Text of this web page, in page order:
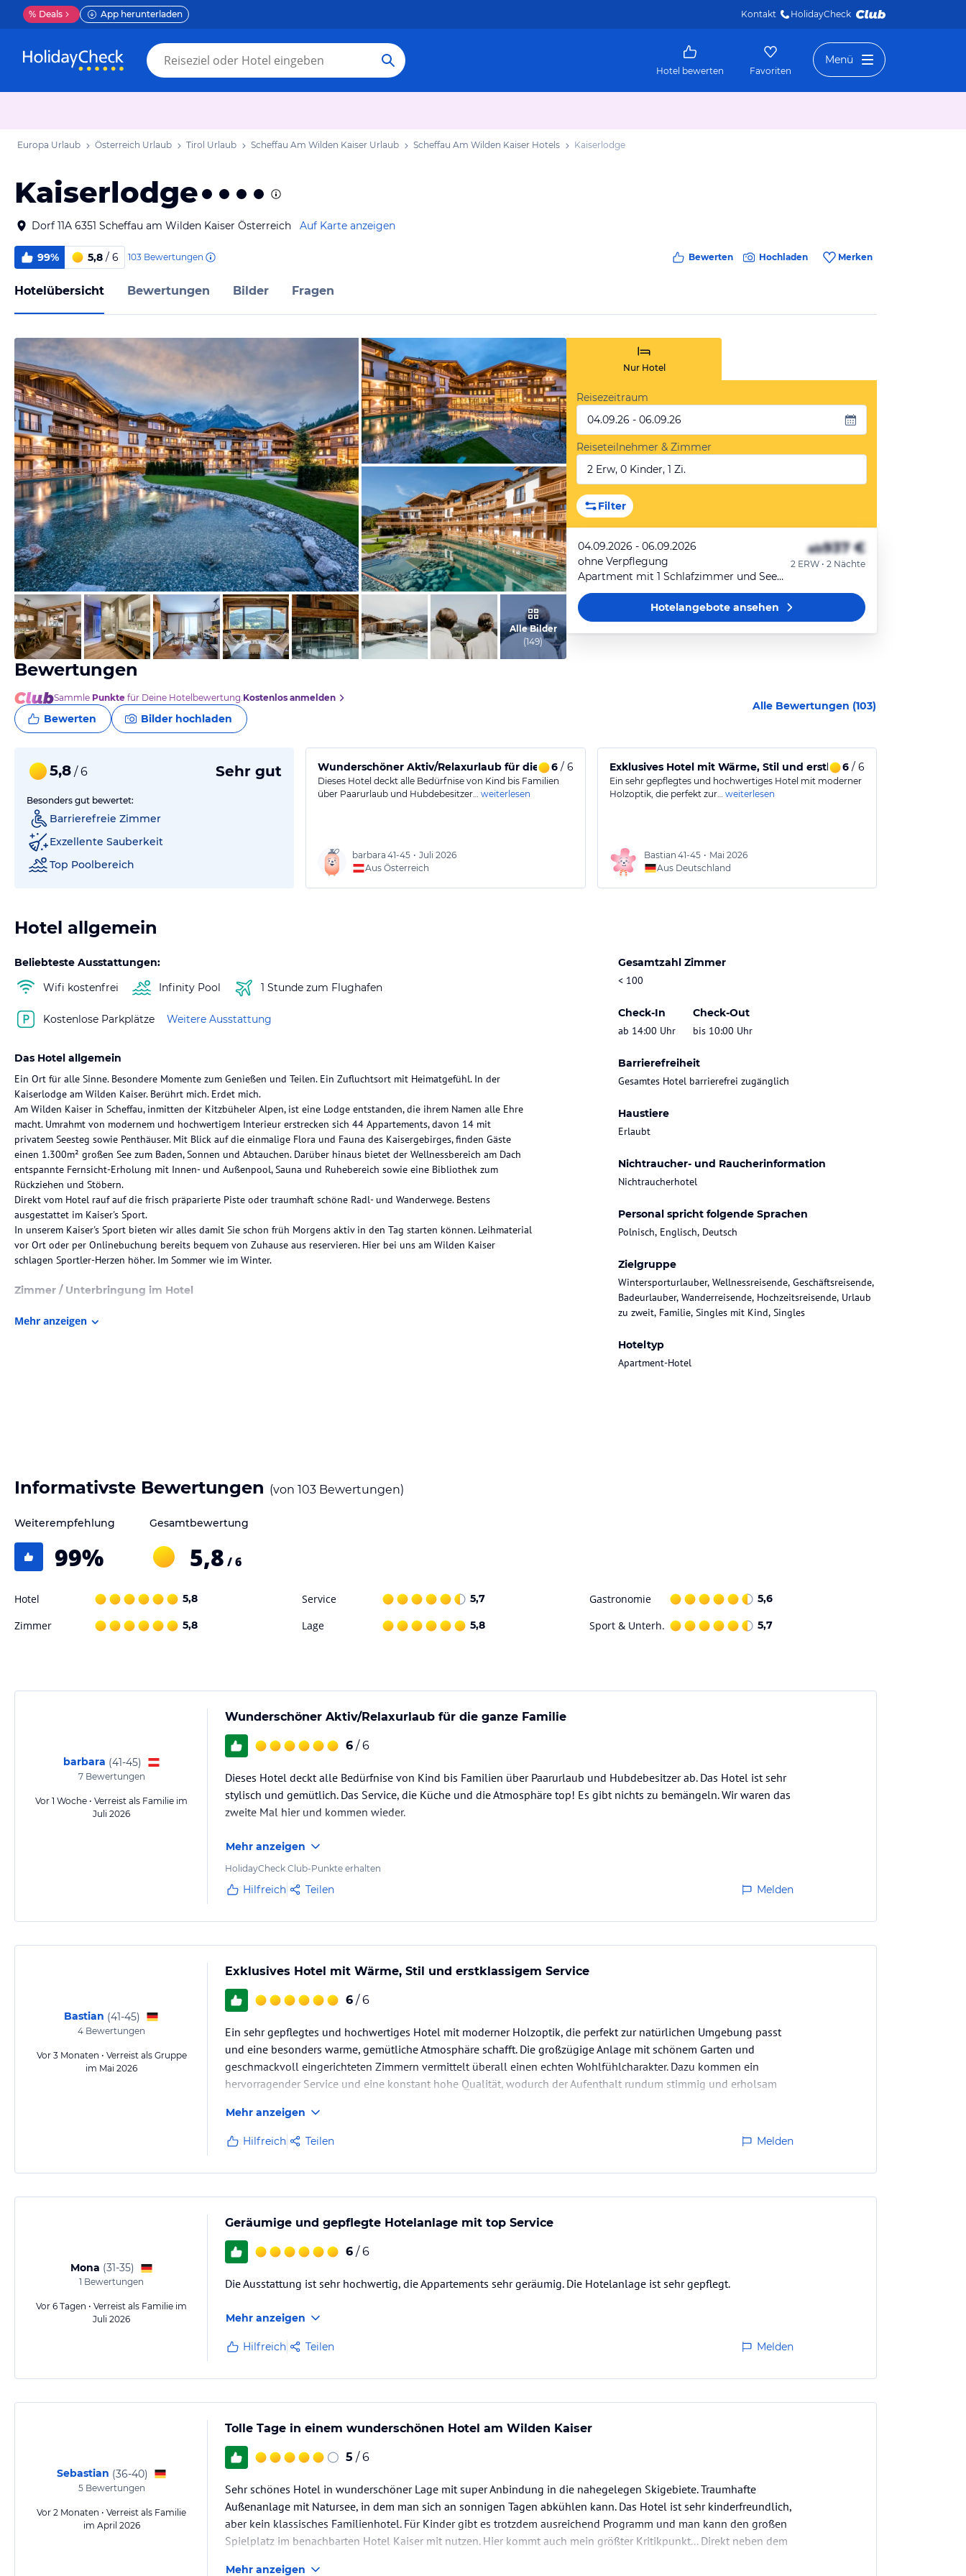
% Deals App herunterladen Kontakt HolidayCheck
Hotel bewerten Favoriten
Menü
Europa Urlaub Österreich Urlaub Tirol Urlaub Scheffau Am Wilden Kaiser Urlaub Scheffau Am Wilden Kaiser Hotels Kaiserlodge
Kaiserlodge
Dorf 11A 6351 Scheffau am Wilden Kaiser Österreich Auf Karte anzeigen
99% 5,8 / 6 103 Bewertungen Bewerten Hochladen Merken
Hotelübersicht Bewertungen Bilder Fragen
vom Hotelier, Oktober 2017
vom Hotelier, März 2018
vom Hotelier, Oktober 2017
Alle Bilder
(149)
Nur Hotel
Reisezeitraum
04.09.26 - 06.09.26
Reiseteilnehmer & Zimmer
2 Erw, 0 Kinder, 1 Zi.
Filter
04.09.2026 - 06.09.2026
ohne Verpflegung
Apartment mit 1 Schlafzimmer und Seeblick
ab937 €
2 ERW • 2 Nächte
Hotelangeboteansehen
Bewertungen
Sammle Punkte für Deine Hotelbewertung.Kostenlos anmelden
Bewerten Bilder hochladen
Alle Bewertungen (103)
5,8 / 6 Sehr gut
Besonders gut bewertet:
Barrierefreie Zimmer
Exzellente Sauberkeit
Top Poolbereich
Wunderschöner Aktiv/Relaxurlaub für die ganze Familie
6/ 6
Dieses Hotel deckt alle Bedürfnise von Kind bis Familien
über Paarurlaub und Hubdebesitzer… weiterlesen
barbara 41-45 • Juli 2026
Aus Österreich
Exklusives Hotel mit Wärme, Stil und erstklassigem Service
6/ 6
Ein sehr gepflegtes und hochwertiges Hotel mit moderner
Holzoptik, die perfekt zur… weiterlesen
Bastian 41-45 • Mai 2026
Aus Deutschland
Hotel allgemein
Beliebteste Ausstattungen:
Wifi kostenfrei
Infinity Pool 1 Stunde zum Flughafen
Kostenlose Parkplätze Weitere Ausstattung
Gesamtzahl Zimmer
< 100
Check-In
ab 14:00 Uhr
Check-Out
bis 10:00 Uhr
Barrierefreiheit
Gesamtes Hotel barrierefrei zugänglich
Haustiere
Erlaubt
Nichtraucher- und Raucherinformation
Nichtraucherhotel
Personal spricht folgende Sprachen
Polnisch, Englisch, Deutsch
Zielgruppe
Wintersporturlauber, Wellnessreisende, Geschäftsreisende,
Badeurlauber, Wanderreisende, Hochzeitsreisende, Urlaub
zu zweit, Familie, Singles mit Kind, Singles
Hoteltyp
Apartment-Hotel
Das Hotel allgemein
Ein Ort für alle Sinne. Besondere Momente zum Genießen und Teilen. Ein Zufluchtsort mit Heimatgefühl. In der
Kaiserlodge am Wilden Kaiser. Berührt mich. Erdet mich.
Am Wilden Kaiser in Scheffau, inmitten der Kitzbüheler Alpen, ist eine Lodge entstanden, die ihrem Namen alle Ehre
macht. Umrahmt von modernem und hochwertigem Interieur erstrecken sich 44 Appartements, davon 14 mit
privatem Seesteg sowie Penthäuser. Mit Blick auf die einmalige Flora und Fauna des Kaisergebirges, finden Gäste
einen 1.300m² großen See zum Baden, Sonnen und Abtauchen. Darüber hinaus bietet der Wellnessbereich am Dach
entspannte Fernsicht-Erholung mit Innen- und Außenpool, Sauna und Ruhebereich sowie eine Bibliothek zum
Rückziehen und Stöbern.
Direkt vom Hotel rauf auf die frisch präparierte Piste oder traumhaft schöne Radl- und Wanderwege. Bestens
ausgestattet im Kaiser's Sport.
In unserem Kaiser's Sport bieten wir alles damit Sie schon früh Morgens aktiv in den Tag starten können. Leihmaterial
vor Ort oder per Onlinebuchung bereits bequem von Zuhause aus reservieren. Hier bei uns am Wilden Kaiser
schlagen Sportler-Herzen höher. Im Sommer wie im Winter.
Zimmer / Unterbringung im Hotel
typischen alpinen Stil eingerichtet. Sie verfügen über ein bis zwei große, überdachte Balkone oder Terrassen,
Brot und vielen weiteren Köstlichkeiten einkehren. Stets mit Blick auf unsere Berge. Im Sommer auch auf der
Sonnenterrasse.
Gewähr und ohne Prüfung durch HolidayCheck. Bitte lies vor der Buchung die verbindlichen
jeweiligen Veranstalters.
Mehr anzeigen
Informativste Bewertungen (von 103 Bewertungen)
Weiterempfehlung
99%
Gesamtbewertung
5,8 / 6
Hotel 5,8 Service 5,7 Gastronomie 5,6
Zimmer 5,8 Lage 5,8 Sport & Unterh. 5,7
barbara (41-45)
7Bewertungen
Vor 1 Woche • Verreist als Familie im
Juli 2026
Wunderschöner Aktiv/Relaxurlaub für die ganze Familie
6 / 6
Dieses Hotel deckt alle Bedürfnise von Kind bis Familien über Paarurlaub und Hubdebesitzer ab. Das Hotel ist sehr
stylisch und gemütlich. Das Service, die Küche und die Atmosphäre top! Es gibt nichts zu bemängeln. Wir waren das
zweite Mal hier und kommen wieder.
Mehr anzeigen
HolidayCheck Club-Punkte erhalten
Hilfreich Teilen Melden
Bastian (41-45)
4 Bewertungen
Vor 3 Monaten • Verreist als Gruppe
im Mai 2026
Exklusives Hotel mit Wärme, Stil und erstklassigem Service
6 / 6
Ein sehr gepflegtes und hochwertiges Hotel mit moderner Holzoptik, die perfekt zur natürlichen Umgebung passt
und eine besonders warme, gemütliche Atmosphäre schafft. Die großzügige Anlage mit schönem Garten und
geschmackvoll eingerichteten Zimmern vermittelt überall einen echten Wohlfühlcharakter. Dazu kommen ein
hervorragender Service und eine konstant hohe Qualität, wodurch der Aufenthalt rundum stimmig und erholsam
Mehr anzeigen
Hilfreich Teilen Melden
Mona (31-35)
1 Bewertungen
Vor 6 Tagen • Verreist als Familie im
Juli 2026
Geräumige und gepflegte Hotelanlage mit top Service
6 / 6
Die Ausstattung ist sehr hochwertig, die Appartements sehr geräumig. Die Hotelanlage ist sehr gepflegt.
Mehr anzeigen
Hilfreich Teilen Melden
Sebastian (36-40)
5Bewertungen
Vor 2 Monaten • Verreist als Familie
im April 2026
Tolle Tage in einem wunderschönen Hotel am Wilden Kaiser
5 / 6
Sehr schönes Hotel in wunderschöner Lage mit super Anbindung in die nahegelegen Skigebiete. Traumhafte
Außenanlage mit Natursee, in dem man sich an sonnigen Tagen abkühlen kann. Das Hotel ist sehr kinderfreundlich,
aber kein klassisches Familienhotel. Für Kinder gibt es trotzdem ausreichend Programm und man kann den großen
Spielplatz im benachbarten Hotel Kaiser mit nutzen. Hier kommt auch mein größter Kritikpunkt... Direkt neben dem
Mehr anzeigen